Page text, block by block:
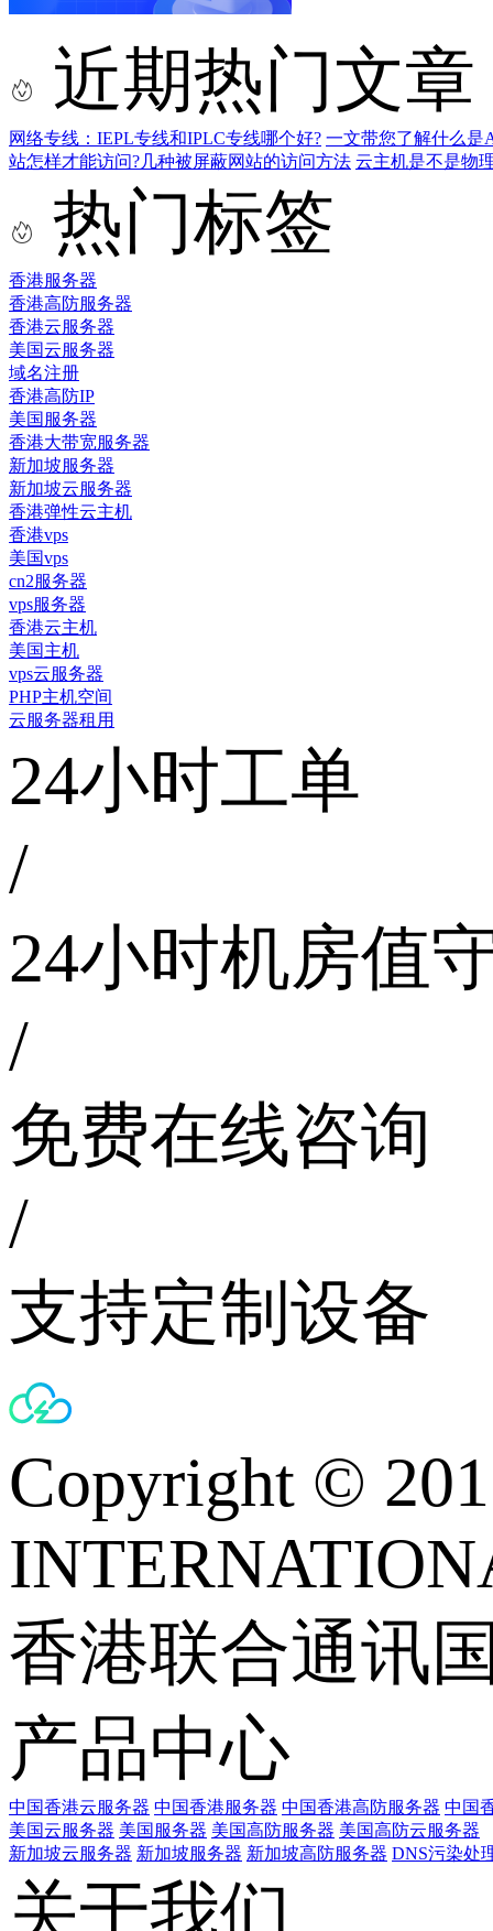
近期热门文章
网络专线：IEPL专线和IPLC专线哪个好? 一文带您了解什么是
站怎样才能访问?几种被屏蔽网站的访问方法 云主机是不是物
热门标签
香港服务器
香港高防服务器
香港云服务器
美国云服务器
域名注册
香港高防IP
美国服务器
香港大带宽服务器
新加坡服务器
新加坡云服务器
香港弹性云主机
香港vps
美国vps
cn2服务器
vps服务器
香港云主机
美国主机
vps云服务器
PHP主机空间
云服务器租用
24小时工单
/
24小时机房值
/
免费在线咨询
/
支持定制设备
Copyright ©
香港联合通讯
产品中心
中国香港云服务器 中国香港服务器 中国香港高防服务器 中国
美国云服务器 美国服务器 美国高防服务器 美国高防云服务器
新加坡云服务器 新加坡服务器 新加坡高防服务器 DNS污染处
关于我们